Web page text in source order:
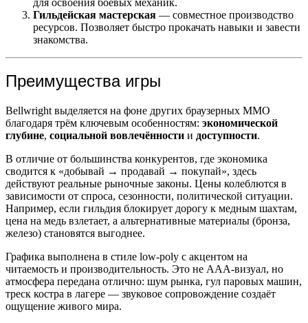
Гильдейская мастерская — совместное производство
ресурсов. Позволяет быстро прокачать навыки и завести
знакомства.
Преимущества игры
Bellwright выделяется на фоне других браузерных MMO
благодаря трём ключевым особенностям: экономической
глубине, социальной вовлечённости и доступности.
В отличие от большинства конкурентов, где экономика
сводится к «добывай → продавай → покупай», здесь
действуют реальные рыночные законы. Цены колеблются в
зависимости от спроса, сезонности, политической ситуации.
Например, если гильдия блокирует дорогу к медным шахтам,
цена на медь взлетает, а альтернативные материалы (бронза,
железо) становятся выгоднее.
Графика выполнена в стиле low-poly с акцентом на
читаемость и производительность. Это не AAA-визуал, но
атмосфера передана отлично: шум рынка, гул паровых машин,
треск костра в лагере — звуковое сопровождение создаёт
ощущение живого мира.